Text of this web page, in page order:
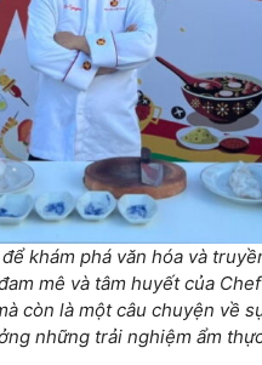
khám phá văn hóa và
mê và tâm huyết của
còn là một câu chuyện về
những trải nghiệm ẩm